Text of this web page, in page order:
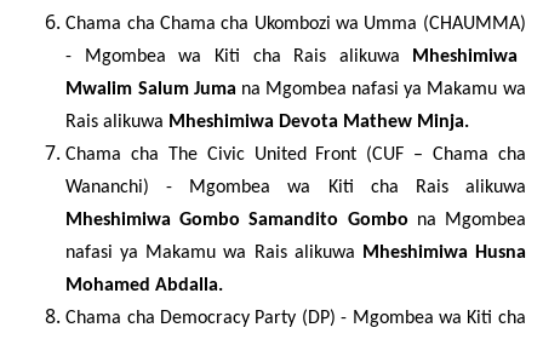
Chama cha Chama cha Ukombozi wa Umma (CHAUMMA)
-
Mgombea wa Kiti cha Rais alikuwa
Mheshimiwa
Mwalim Salum Juma na Mgombea nafasi ya Makamu wa
Rais alikuwa Mheshimiwa Devota Mathew Minja.
Chama cha The Civic United Front (CUF – Chama cha
Wananchi) - Mgombea wa Kiti cha Rais alikuwa
Mheshimiwa GomboSamandito Gombo na Mgombea
nafasi ya Makamu wa Rais alikuwa Mheshimiwa Husna
Mohamed Abdalla.
Chama cha Democracy Party (DP) - Mgombea wa Kiti cha